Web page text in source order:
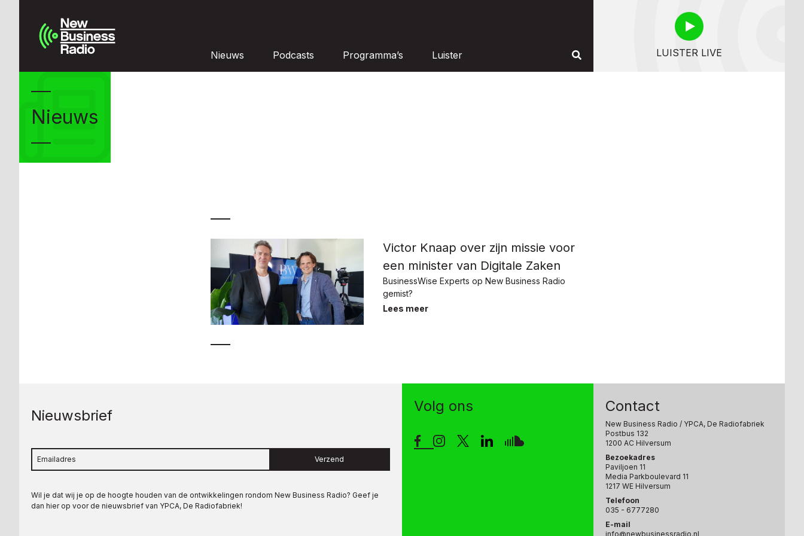
Nieuws Podcasts Programma’s Luister LUISTER LIVE
Nieuws
Victor Knaap over zijn missie voor
een minister van Digitale Zaken
BusinessWise Experts op New Business Radio
gemist?
Lees meer
Nieuwsbrief
Verzend
Wil je dat wij je op de hoogte houden van de ontwikkelingen rondom New Business Radio? Geef je
dan hier op voor de nieuwsbrief van YPCA, De Radiofabriek!
Volg ons Contact
New Business Radio / YPCA, De Radiofabriek
Postbus 132
1200 AC Hilversum
Bezoekadres
Paviljoen 11
Media Parkboulevard 11
1217 WE Hilversum
Telefoon
035 - 6777280
E-mail
info@newbusinessradio.nl